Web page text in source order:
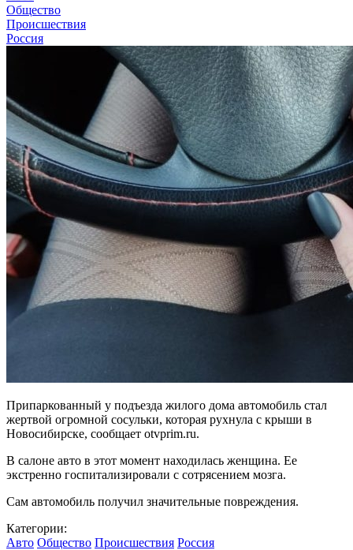
Общество
Происшествия
Россия
Припаркованный у подъезда жилого дома автомобиль стал
жертвой огромной сосульки, которая рухнула с крыши в
Новосибирске, сообщает otvprim.ru.
В салоне авто в этот момент находилась женщина. Ее
экстренно госпитализировали с сотрясением мозга.
Сам автомобиль получил значительные повреждения.
Категории:
Авто Общество Происшествия Россия